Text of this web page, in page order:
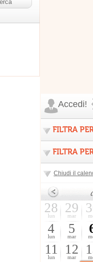
Accedi!
FILTRA
FILTRA
Chiudi il
28
lun
29
mar
4
lun
5
mar
11
lun
12
mar